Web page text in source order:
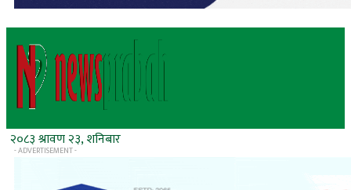
२०८३ श्रावण २३, शनिबार
- ADVERTISEMENT -